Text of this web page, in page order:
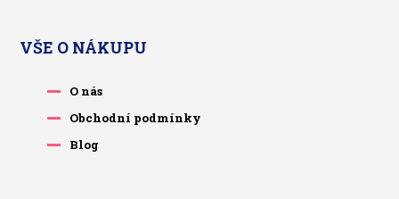
VŠE O NÁKUPU
O nás
Obchodní podmínky
Blog